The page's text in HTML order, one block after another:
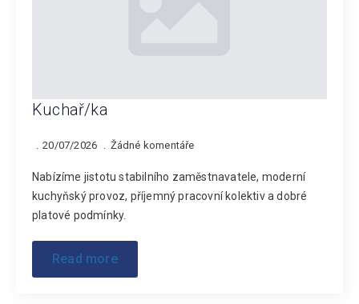
Kuchař/ka
20/07/2026 Žádné komentáře
Nabízíme jistotu stabilního zaměstnavatele, moderní
kuchyňský provoz, příjemný pracovní kolektiv a dobré
platové podmínky.
Read more